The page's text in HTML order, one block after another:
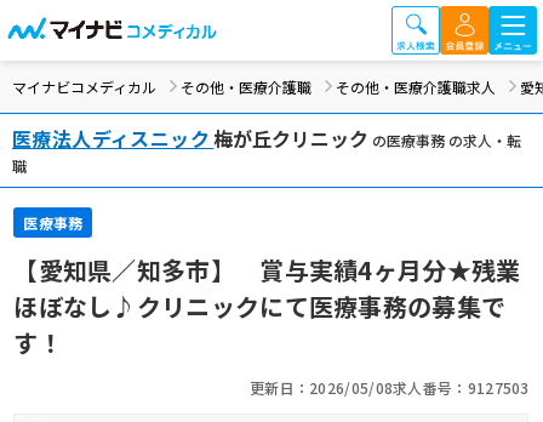
マイナビコメディカル その他・医療介護職 その他・医療介護職求人 愛
医療法人ディスニック 梅が丘クリニック の医療事務 の求人・転
職
医療事務
【愛知県／知多市】 賞与実績4ヶ月分★残業
ほぼなし♪クリニックにて医療事務の募集で
す！
更新日：2026/05/08求人番号：9127503